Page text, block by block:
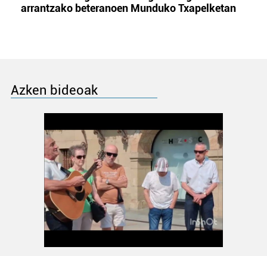
arrantzako beteranoen Munduko Txapelketan
Azken bideoak